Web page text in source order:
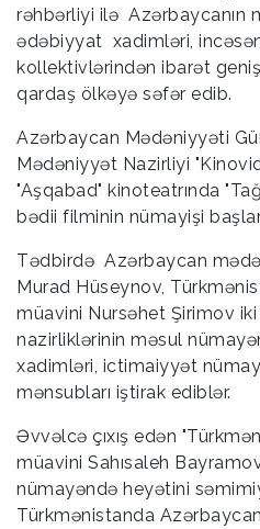
rəhbərliyi ilə Azərbaycanın
ədəbiyyat xadimləri,
kollektivlərindən ibarət
qardaş ölkəyə səfər edib.
Azərbaycan Mədəniyyəti
Mədəniyyət Nazirliyi
"Aşqabad" kinoteatrında
bədii filminin nümayişi
Tədbirdə Azərbaycan
Murad Hüseynov,
müavini Nursəhet Şirimov
nazirliklərinin məsul
xadimləri, ictimaiyyət
mənsubları iştirak ediblər.
Əvvəlcə çıxış edən
müavini Sahısaleh
nümayəndə heyətini
Türkmənistanda